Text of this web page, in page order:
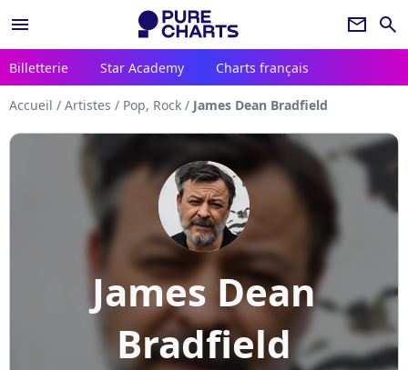
menu newsletter search
Billetterie Star Academy Charts français
Accueil / Artistes / Pop, Rock / James Dean Bradfield
James Dean
Bradfield